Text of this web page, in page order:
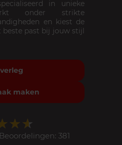
in unieke
onder strikte
en kiest de
past bij jouw stijl
maken
381